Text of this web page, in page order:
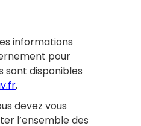
informations
pour
sont disponibles
.
devez vous
l’ensemble des